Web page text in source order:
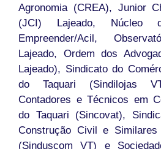
Agronomia (CREA), Junior
(JCI) Lajeado, Núcleo
Empreender/Acil,
Lajeado, Ordem dos
Lajeado), Sindicato do
do Taquari (Sindilojas
Contadores e Técnicos em
do Taquari (Sincovat),
Construção Civil e
(Sinduscom VT) e